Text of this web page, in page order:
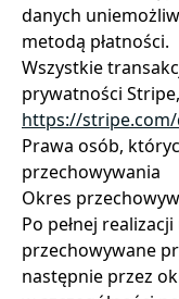
danych
metodą płatności.
Wszystkie
prywatności
https://
Prawa osób,
przechowywania
Okres
Po pełnej
przechowywane
następnie przez